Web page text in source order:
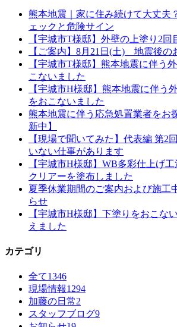
熊本地震｜家に住み続けて大丈夫
ェックと危険サイン
【宇城市T様邸】外壁の上塗り2
【ご案内】8月21日(土) 地震後の
【宇城市T様邸】熊本地震に伴う
こないました
【宇城市H様邸】熊本地震に伴う
をおこないました
熊本地震に伴う応急処置業者をお
新中】
【現場で聞いてみた】代表編 第2
いない仕事があります
【宇城市H様邸】WB多彩仕上げ
クリアーを塗布しました
夏季休業期間のご案内および施工
らせ
【宇城市H様邸】下塗りをおこな
えました
カテゴリ
全て1346
現場情報1294
加藤の日常2
スタッフブログ9